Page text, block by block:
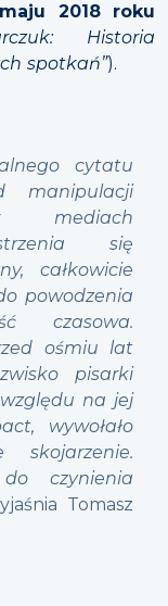
maju 2018 roku
Historia
spotkań”).
cytatu
manipulacji
mediach
się
całkowicie
powodzenia
czasowa.
ośmiu lat
pisarki
na jej
wywołało
czynienia
Tomasz